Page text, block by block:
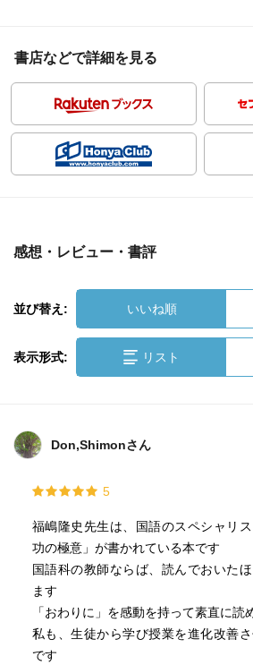
書店などで詳細を見る
感想・レビュー・書評
並び替え: いいね順
表示形式: リスト
Don,Shimonさん
5
福嶋隆史先生は、国語のスペシャリ
功の極意」が書かれている本です
国語科の教師ならば、読んでおいた
ます
「おわりに」を感動を持って素直に読
私も、生徒から学び授業を進化改善
です